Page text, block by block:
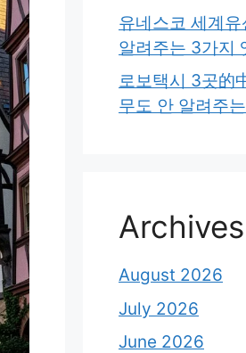
유네스코 세계
알려주는 3가지
로보택시 3곳的
무도 안 알려주
Archives
August 2026
July 2026
June 2026